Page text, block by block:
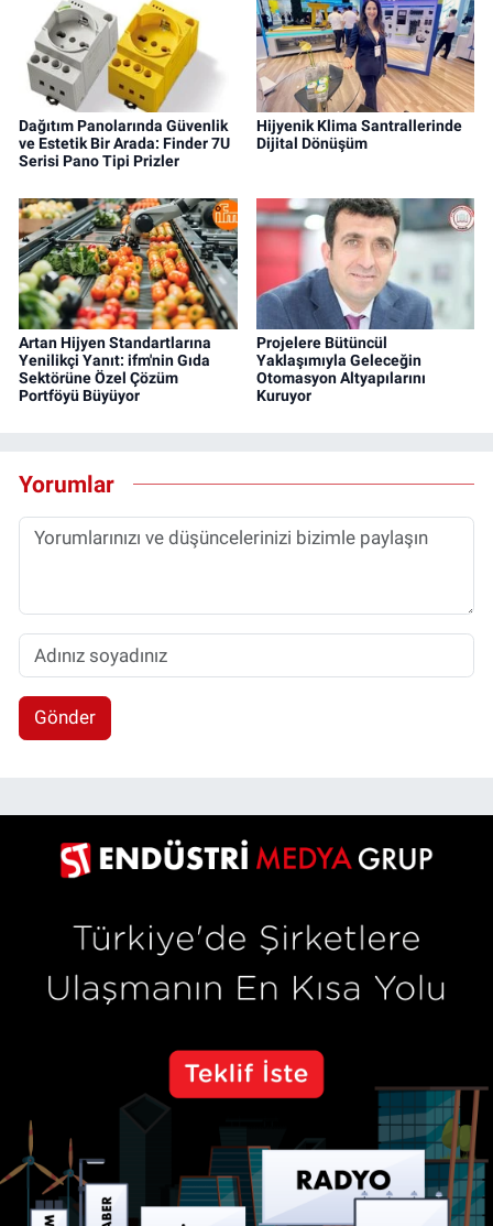
Dağıtım Panolarında Güvenlik
ve Estetik Bir Arada: Finder 7U
Serisi Pano Tipi Prizler
Hijyenik Klima Santrallerinde
Dijital Dönüşüm
Artan Hijyen Standartlarına
Yenilikçi Yanıt: ifm'nin Gıda
Sektörüne Özel Çözüm
Portföyü Büyüyor
Projelere Bütüncül
Yaklaşımıyla Geleceğin
Otomasyon Altyapılarını
Kuruyor
Yorumlar
Gönder